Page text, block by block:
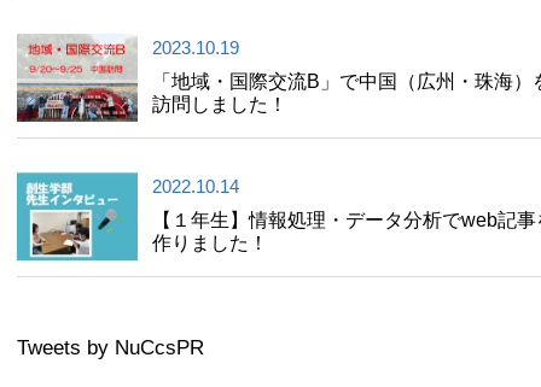
2023.10.19
「地域・国際交流B」で中国（広州・珠海）
訪問しました！
2022.10.14
【１年生】情報処理・データ分析でweb記事
作りました！
Tweets by NuCcsPR